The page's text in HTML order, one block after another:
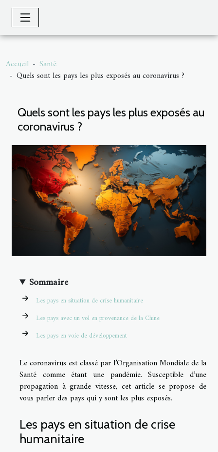
Accueil
Santé
Quels sont les pays les plus exposés au coronavirus ?
Quels sont les pays les plus exposés au
coronavirus ?
Sommaire
Les pays en situation de crise humanitaire
Les pays avec un vol en provenance de la Chine
Les pays en voie de développement
Le coronavirus est classé par l’Organisation Mondiale de la
Santé comme étant une pandémie. Susceptible d’une
propagation à grande vitesse, cet article se propose de
vous parler des pays qui y sont les plus exposés.
Les pays en situation de crise
humanitaire